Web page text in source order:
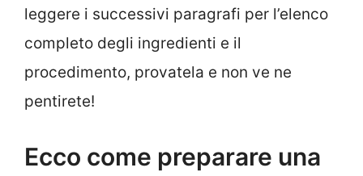
leggere i successivi paragrafi per l’elenco
completo degli ingredienti e il
procedimento, provatela e non ve ne
pentirete!
Ecco come preparare una